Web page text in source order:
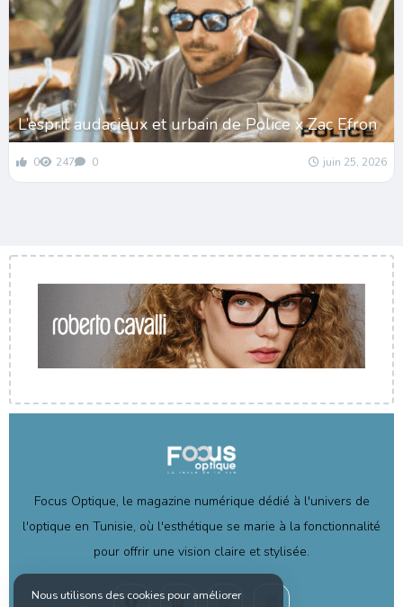
L’esprit audacieux et urbain de Police x Zac Efron
0 247 0 juin 25, 2026
Focus Optique, le magazine numérique dédié à l'univers de
l'optique en Tunisie, où l'esthétique se marie à la fonctionnalité
pour offrir une vision claire et stylisée.
Nous utilisons des cookies pour améliorer